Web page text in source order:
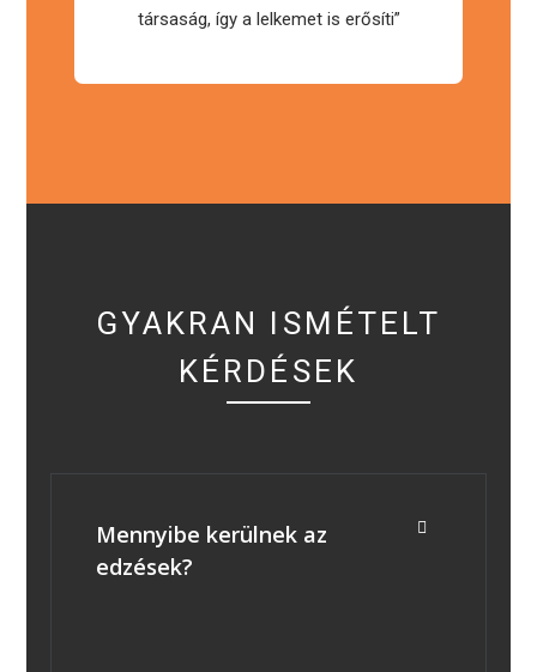
társaság, így a lelkemet is erősíti”
GYAKRAN ISMÉTELT
KÉRDÉSEK
Mennyibe kerülnek az
edzések?